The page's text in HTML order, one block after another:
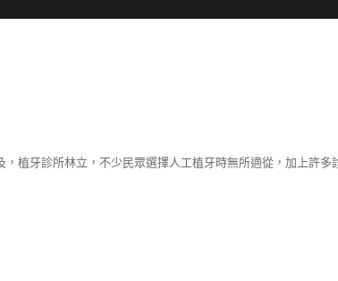
植牙診所林立，不少民眾選擇人工植牙時無所適從，加上許